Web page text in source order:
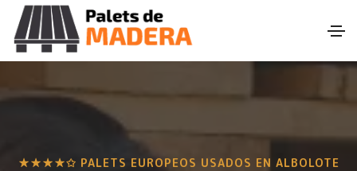
★★★★✩ PALETS EUROPEOS USADOS EN ALBOLOTE